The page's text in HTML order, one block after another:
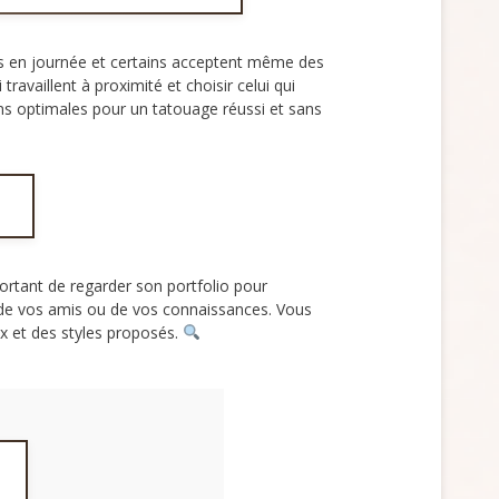
journée et certains acceptent même des
à proximité et choisir celui qui
optimales pour un tatouage réussi et sans
de regarder son portfolio pour
vos amis ou de vos connaissances. Vous
et des styles proposés.